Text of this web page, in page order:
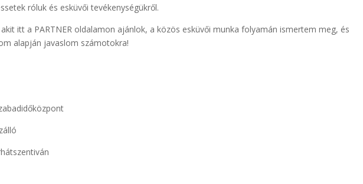
róluk és esküvői tevékenységükről.
itt a PARTNER oldalamon ajánlok, a közös esküvői munka folyamán ismertem meg, és
alapján javaslom számotokra!